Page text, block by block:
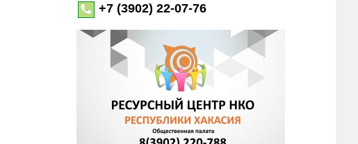
+7 (3902) 22-07-76